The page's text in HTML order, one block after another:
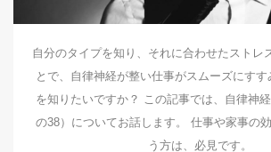
自分のタイプを知り、それに合わせたストレ
とで、自律神経が整い仕事がスムーズにす
を知りたいですか？ この記事では、自律神
の38）についてお話します。 仕事や家事の
う方は、必見です。